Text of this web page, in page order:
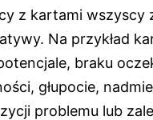
z kartami wszyscy
Na przykład
braku
głupocie,
problemu lub